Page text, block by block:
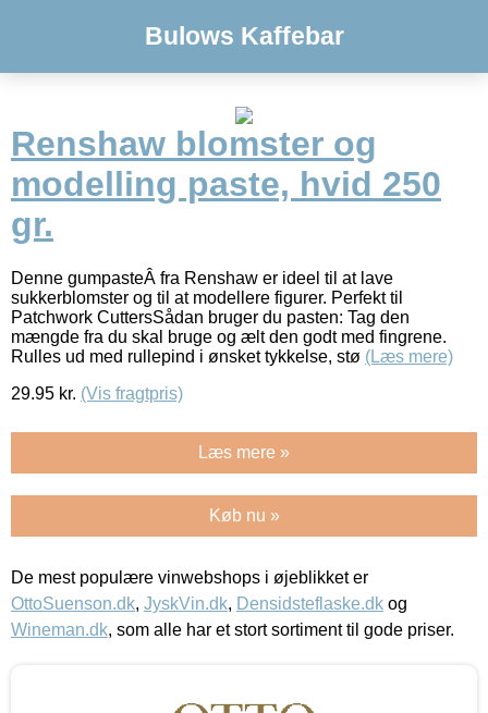
Bulows Kaffebar
Renshaw blomster og
modelling paste, hvid 250
gr.
Denne gumpasteÂ fra Renshaw er ideel til at lave
sukkerblomster og til at modellere figurer. Perfekt til
Patchwork CuttersSådan bruger du pasten: Tag den
mængde fra du skal bruge og ælt den godt med fingrene.
Rulles ud med rullepind i ønsket tykkelse, stø (Læs mere)
29.95 kr. (Vis fragtpris)
Læs mere »
Køb nu »
De mest populære vinwebshops i øjeblikket er
OttoSuenson.dk, JyskVin.dk, Densidsteflaske.dk og
Wineman.dk, som alle har et stort sortiment til gode priser.